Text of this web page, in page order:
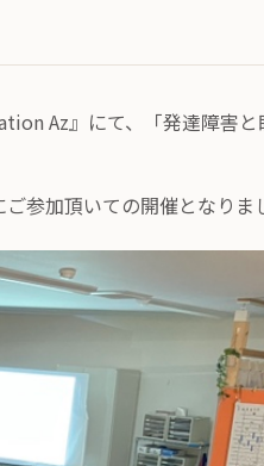
Az』にて、「発達障害
参加頂いての開催となりま